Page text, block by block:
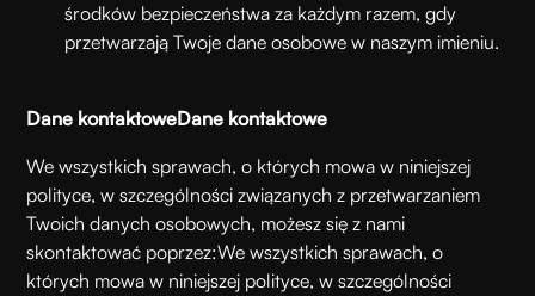
środków bezpieczeństwa za każdym razem, gdy
przetwarzają Twoje dane osobowe w naszym imieniu.
Dane kontaktoweDane kontaktowe
We wszystkich sprawach, o których mowa w niniejszej
polityce, w szczególności związanych z przetwarzaniem
Twoich danych osobowych, możesz się z nami
skontaktować poprzez:We wszystkich sprawach, o
których mowa w niniejszej polityce, w szczególności